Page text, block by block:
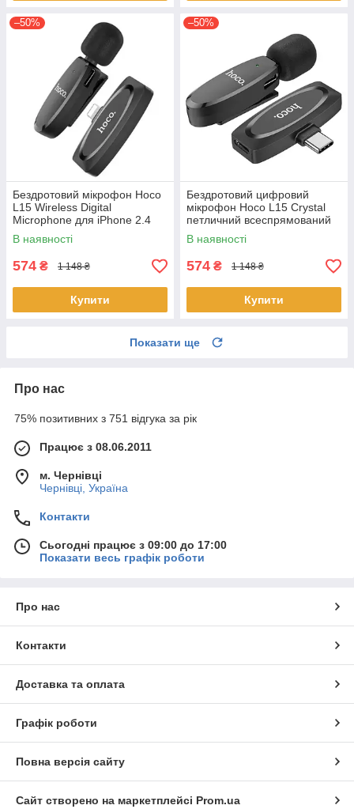
–50%
Бездротовий мікрофон Hoco
L15 Wireless Digital
Microphone для iPhone 2.4
ГГц, шумозаглушення
В наявності
574 ₴ 1 148 ₴
Купити
–50%
Бездротовий цифровий
мікрофон Hoco L15 Crystal
петличний всеспрямований
для смартфона
В наявності
574 ₴ 1 148 ₴
Купити
Показати ще
Про нас
75% позитивних з 751 відгука за рік
Працює з 08.06.2011
м. Чернівці
Чернівці, Україна
Контакти
Сьогодні працює з 09:00 до 17:00
Показати весь графік роботи
Про нас
Контакти
Доставка та оплата
Графік роботи
Повна версія сайту
Сайт створено на маркетплейсі Prom.ua